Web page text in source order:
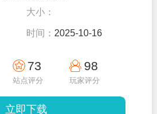
大小：
时间： 2025-10-16
73
站点评分
98
玩家评分
立即下载